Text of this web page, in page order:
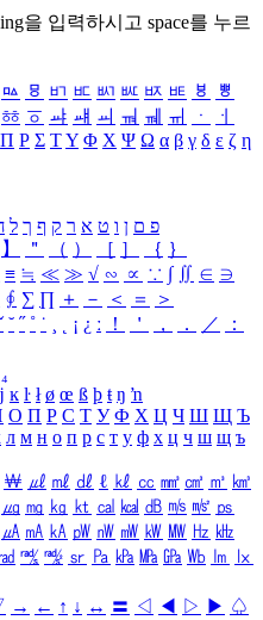
을 입력하시고 space를 누르
ㅰ ㅱ ㅲ ㅳ ㅴ ㅵ ㅶ ㅷ ㅸ
ㅹ
ㆅ ㆆ ㆇ ㆈ ㆉ ㆊ ㆋ ㆌ ㆍ
ㆎ
Π Ρ Σ ΤΥ Φ Χ Ψ Ω α β γ δ ε ζ η
פ ם ן ו ט א ר ק ף ך ל
】 ＂ （ ） ［ ］ ｛ ｝
≡ ≒ ≪ ≫ √ ∽ ∝ ∵ ∫ ∬ ∈ ∋
∮ ∑ ∏ ＋ － ＜ ＝
＞
˘ ˝ ˚ ˙ ¸ ¡ ¿ ː ！ ＇ ， ． ／
：
₄
ĸ ŀ ł ø œ ß þ ŧ ŋ ŉ
О П Р С Т У Ф Х Ц Ч Ш Щ Ъ
л м н о п р с т у ф х ц ч ш щ ъ
￦ ㎕ ㎖ ㎗ ℓ ㎘ ㏄ ㎣ ㎤ ㎥ ㎦
㎍ ㎎ ㎏ ㏏ ㎈ ㎉ ㏈ ㎧ ㎨ ㎰
㎂ ㎃ ㎄ ㎺ ㎻ ㎽ ㎾ ㎿ ㎐ ㎑
㎮ ㎯ ㏛ ㎩ ㎪ ㎫ ㎬ ㏝ ㏐
㏓
→ ← ↑ ↓ ↔ 〓 ◁ ◀ ▷ ▶ ♤